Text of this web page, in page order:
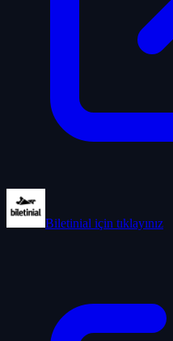
Biletinial için tıklayınız